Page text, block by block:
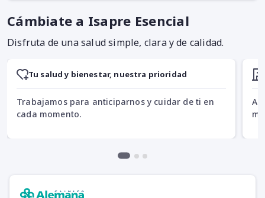
Cámbiate a Isapre Esencial
Disfruta de una salud simple, clara y de calidad.
Tu salud y bienestar, nuestra prioridad
Trabajamos para anticiparnos y cuidar de ti en
cada momento.